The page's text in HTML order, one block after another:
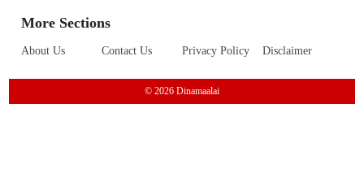
More Sections
About Us Contact Us Privacy Policy Disclaimer
© 2026 Dinamaalai